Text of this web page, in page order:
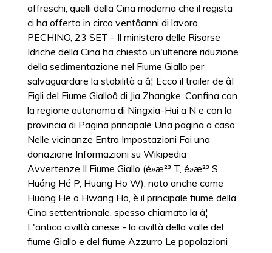
affreschi, quelli della Cina moderna che il regista
ci ha offerto in circa ventâanni di lavoro.
PECHINO, 23 SET - Il ministero delle Risorse
Idriche della Cina ha chiesto un'ulteriore riduzione
della sedimentazione nel Fiume Giallo per
salvaguardare la stabilità a â¦ Ecco il trailer de âI
Figli del Fiume Gialloâ di Jia Zhangke. Confina con
la regione autonoma di Ningxia-Hui a N e con la
provincia di Pagina principale Una pagina a caso
Nelle vicinanze Entra Impostazioni Fai una
donazione Informazioni su Wikipedia
Avvertenze Il Fiume Giallo (é»æ²³ T, é»æ²³ S,
Huáng Hé P, Huang Ho W), noto anche come
Huang He o Hwang Ho, è il principale fiume della
Cina settentrionale, spesso chiamato la â¦
L'antica civiltà cinese - la civiltà della valle del
fiume Giallo e del fiume Azzurro Le popolazioni